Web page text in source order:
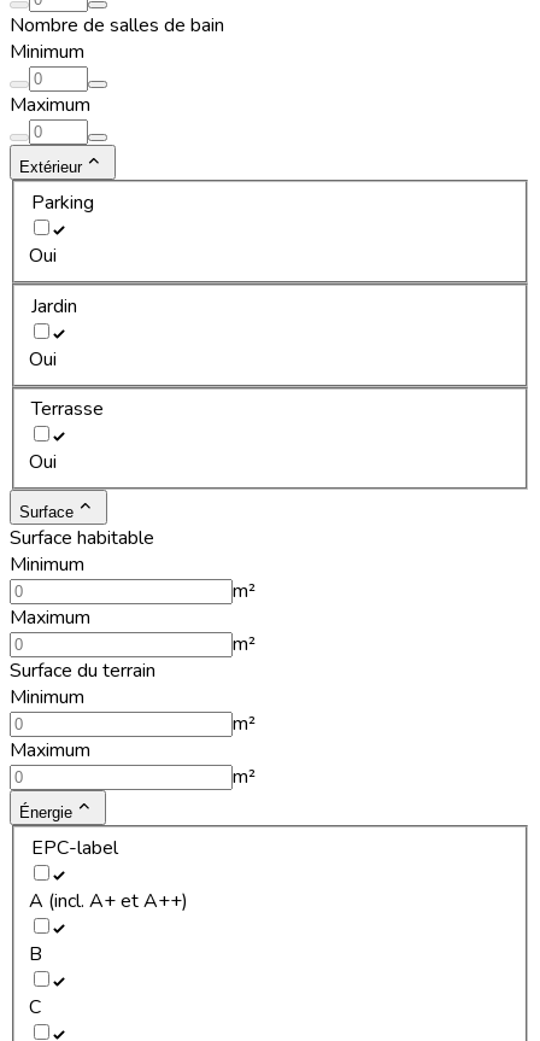
Nombre de salles de bain
Minimum
Maximum
Extérieur
Parking
Oui
Jardin
Oui
Terrasse
Oui
Surface
Surface habitable
Minimum
m²
Maximum
m²
Surface du terrain
Minimum
m²
Maximum
m²
Énergie
EPC-label
A (incl. A+ et A++)
B
C